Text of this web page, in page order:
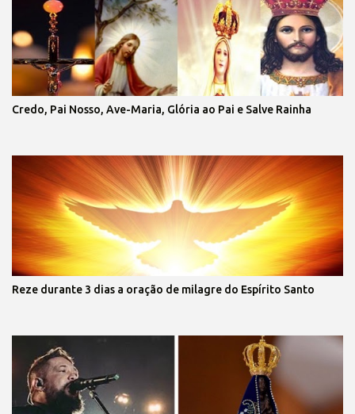
Credo, Pai Nosso, Ave-Maria, Glória ao Pai e Salve Rainha
Reze durante 3 dias a oração de milagre do Espírito Santo